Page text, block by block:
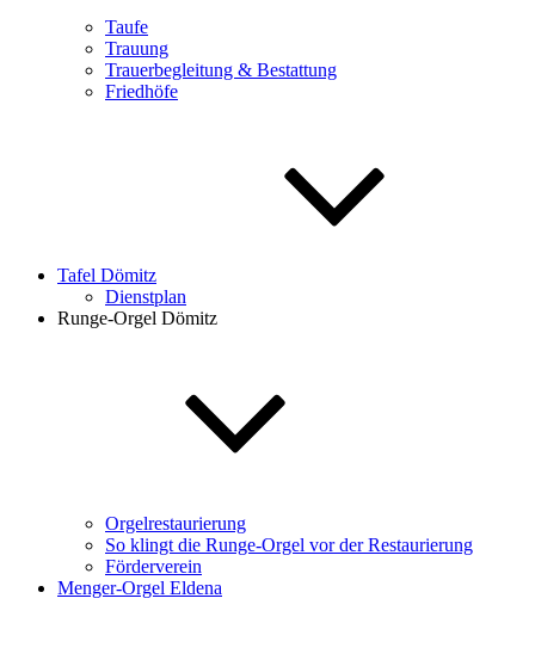
Taufe
Trauung
Trauerbegleitung & Bestattung
Friedhöfe
Tafel Dömitz
Dienstplan
Runge-Orgel Dömitz
Orgelrestaurierung
So klingt die Runge-Orgel vor der Restaurierung
Förderverein
Menger-Orgel Eldena